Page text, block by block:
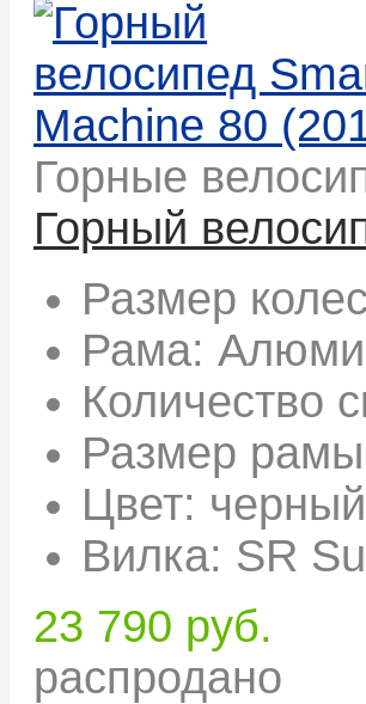
Горные
Горный
Размер
Рама:
Количество
Размер
Цвет: черный
Вилка: SR
23 790 руб.
распродано